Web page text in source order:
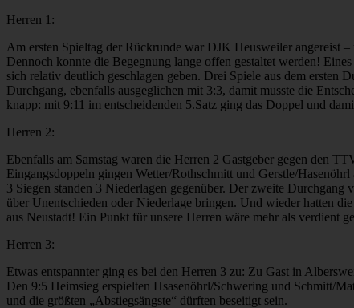
Herren 1:
Am ersten Spieltag der Rückrunde war DJK Heusweiler angereist
Dennoch konnte die Begegnung lange offen gestaltet werden!
sich relativ deutlich geschlagen geben. Drei Spiele aus dem ersten
Durchgang, ebenfalls ausgeglichen mit 3:3, damit musste die
knapp: mit 9:11 im entscheidenden 5.Satz ging das Doppel und
Herren 2:
Ebenfalls am Samstag waren die Herren 2 Gastgeber gegen den
Eingangsdoppeln gingen Wetter/Rothschmitt und Gerstle/
3 Siegen standen 3 Niederlagen gegenüber. Der zweite
über Unentschieden oder Niederlage bringen. Und wieder hatten
aus Neustadt! Ein Punkt für unsere Herren wäre mehr als verdient
Herren 3:
Etwas entspannter ging es bei den Herren 3 zu: Zu Gast in
Den 9:5 Heimsieg erspielten Hsasenöhrl/Schwering und Schmitt/
und die größten „Abstiegsängste“ dürften beseitigt sein.